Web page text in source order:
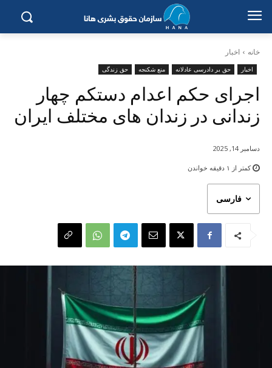
خانه اخبار
اخبار حق بر دادرسی عادلانه منع شکنجه حق زندگی
اجرای حکم اعدام دستکم چهار
زندانی در زندان های مختلف ایران
فارسی
کمتر از ۱ دقیقه خواندن
دسامبر 14, 2025